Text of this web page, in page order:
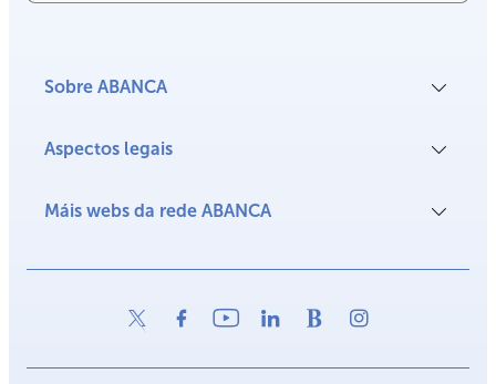
Sobre ABANCA
Aspectos legais
Máis webs da rede ABANCA